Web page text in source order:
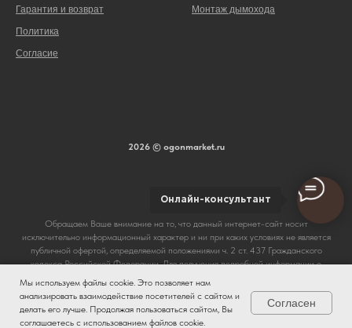
Мы используем файлы cookie. Это позволяет нам
анализировать взаимодействие посетителей с сайтом и
делать его лучше. Продолжая пользоваться сайтом, Вы
соглашаетесь с использованием файлов cookie.
Согласен
Гарантия и возврат
Политика
Согласие
Монтаж дымохода
2026 © ogonmarket.ru
Обращаем Ваше внимание на то, что данный интернет-сайт носит
исключительно информационный характер и ни при каких условиях не является
публичной офертой, определяемой положениями ч. 2 ст. 437 Гражданского
кодекса Российской Федерации. Для получения подробной информации о
стоимости и сроках выполнения услуг, пожалуйста, обращайтесь к сотрудникам
магазина Огонь.
Онлайн-консультант